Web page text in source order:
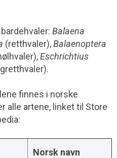
Balaena
(retthvaler),Balaenoptera
Eschrichtius
finnes i norske
alle artene, linket til Store
Norsk navn